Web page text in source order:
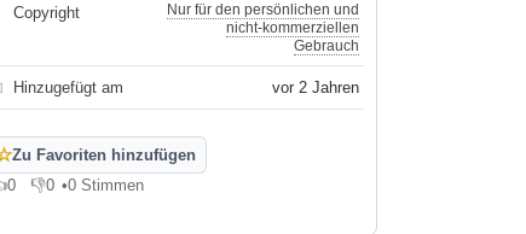
Copyright
Nur für den persönlichen und
nicht-kommerziellen
Gebrauch
Hinzugefügt am vor 2 Jahren
Zu Favoriten hinzufügen
0 mir
👎0
Gefällt mir nicht
•0 Stimmen